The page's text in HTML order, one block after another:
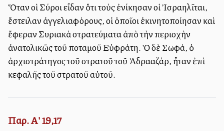
Ὅταν οἱ Σύροι εἶδαν ὅτι τοὺς ἐνίκησαν οἱ Ἰσραηλῖται,
ἔστειλαν ἀγγελιαφόρους, οἱ ὁποῖοι ἐκινητοποίησαν καὶ
ἔφεραν Συριακὰ στρατεύματα ἀπὸ τὴν περιοχὴν
ἀνατολικῶς τοῦ ποταμοῦ Εὐφράτη. Ὁ δὲ Σωφά, ὁ
ἀρχιστράτηγος τοῦ στρατοῦ τοῦ Ἀδρααζάρ, ἦταν ἐπὶ
κεφαλῆς τοῦ στρατοῦ αὐτοῦ.
Παρ. Α' 19,17